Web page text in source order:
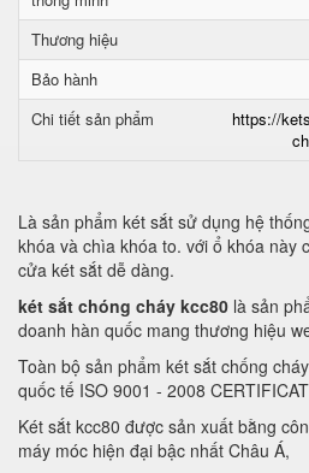
Thương hiệu
Bảo hành
Chi tiết sản phẩm
https://
Là sản phẩm két sắt sử dụng hệ
khóa và chìa khóa to. với ổ khóa này
cửa két sắt dễ dàng.
két sắt chóng cháy kcc80 là sản
doanh hàn quốc mang thương hiệu
Toàn bộ sản phẩm két sắt chống
quốc tế ISO 9001 - 2008
Két sắt kcc80 được sản xuất bằng
máy móc hiện đại bậc nhất Châu Á,